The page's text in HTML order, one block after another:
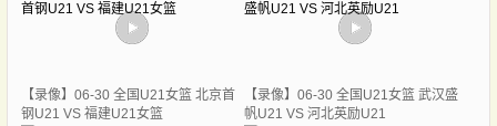
【录像】06-30 全国U21女篮 北京首
钢U21 VS 福建U21女篮
【录像】06-30 全国U21女篮 武汉盛
帆U21 VS 河北英励U21